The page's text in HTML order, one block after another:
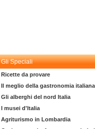
Gli Speciali
Ricette da provare
Il meglio della gastronomia italiana
Gli alberghi del nord Italia
I musei d'Italia
Agriturismo in Lombardia